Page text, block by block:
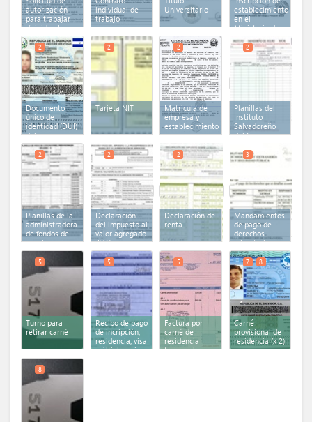
autorización
para trabajar
dirigida al
Ministerio de
Trabajo
individual de
trabajo
Universitario
establecimiento
en el
Ministerio de
Trabajo
Documento
único de
identidad (DUI)
del
representante
legal
2
Tarjeta NIT
2
Matrícula de
empresa y
establecimiento
2
Planillas del
Instituto
Salvadoreño
del Seguro
2
Planillas de la
administradora
de fondos de
pensiones
2
Declaración
del impuesto al
valor agregado
(IVA)
2
Declaración de
renta
2
Mandamientos
de pago de
derechos
migratorios
3
Turno para
retirar carné
5
Recibo de pago
de incripción,
residencia, visa
múltiple y visa
5
Factura por
carné de
residencia
temporal y
5
Carné
provisional de
residencia(x 2)
7 8
8